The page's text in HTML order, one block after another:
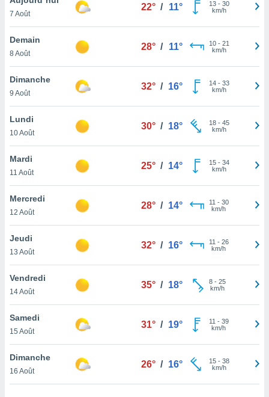
et
»,
au
vous
qu'ils
ou
le
ainsi
un
la
du
en
de
7 Août
22° / 11° 13- 30
km/h
Demain
8 Août
28° / 11° 10- 21
km/h
Dimanche
9 Août
32° / 16° 14- 33
km/h
Lundi
10 Août
30° / 18° 18- 45
km/h
Mardi
11 Août
25° / 14° 15- 34
km/h
Mercredi
12 Août
28° / 14° 11 - 30
km/h
Jeudi
13 Août
32° / 16° 11 - 26
km/h
Vendredi
14 Août
35° / 18° 8- 25
km/h
Samedi
15 Août
31° / 19° 11 - 39
km/h
Dimanche
16 Août
26° / 16° 15- 38
km/h